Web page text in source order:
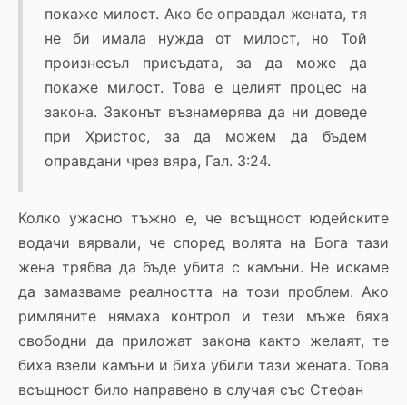
покаже милост. Ако бе оправдал жената, тя
не би имала нужда от милост, но Той
произнесъл присъдата, за да може да
покаже милост. Това е целият процес на
закона. Законът възнамерява да ни доведе
при Христос, за да можем да бъдем
оправдани чрез вяра, Гал. 3:24.
Колко ужасно тъжно е, че всъщност юдейските
водачи вярвали, че според волята на Бога тази
жена трябва да бъде убита с камъни. Не искаме
да замазваме реалността на този проблем. Ако
римляните нямаха контрол и тези мъже бяха
свободни да приложат закона както желаят, те
биха взели камъни и биха убили тази жената. Това
всъщност било направено в случая със Стефан